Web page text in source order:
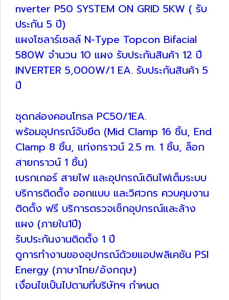
nverter P50 SYSTEM ON GRID 5KW ( รับ
ประกัน 5 ปี)
แผงโซลาร์เซลล์ N-Type Topcon Bifacial
580W จำนวน 10 แผง รับประกันสินค้า 12 ปี
INVERTER 5,000W/1 EA. รับประกันสินค้า 5
ปี
ชุดกล่องคอนโทรล PC50/1EA.
พร้อมอุปกรณ์จับยึด (Mid Clamp 16 ชิ้น, End
Clamp 8 ชิ้น, แท่งกราวน์ 2.5 m. 1 ชิ้น, ล็อก
สายกราวน์ 1 ชิ้น)
เบรกเกอร์ สายไฟ และอุปกรณ์เดินไฟเต็มระบบ
บริการติดตั้ง ออกแบบ และวิศวกร ควบคุมงาน
ติดตั้ง ฟรี บริการตรวจเช็กอุปกรณ์และล้าง
แผง (ภายใน1ปี)
รับประกันงานติดตั้ง 1 ปี
ดูการทำงานของอุปกรณ์ด้วยแอปพลิเคชัน PSI
Energy (ภาษาไทย/อังกฤษ)
เงื่อนไขเป็นไปตามที่บริษัทฯ กำหนด